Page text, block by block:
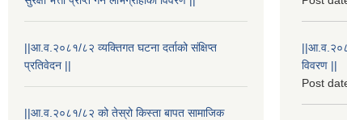
||आ.व.२०८१/८२ व्यक्तिगत घटना दर्ताको संक्षिप्त
प्रतिवेदन ||
||आ.व.२०८१/८२ को तेस्रो किस्ता बापत सामाजिक
विवरण ||
Post